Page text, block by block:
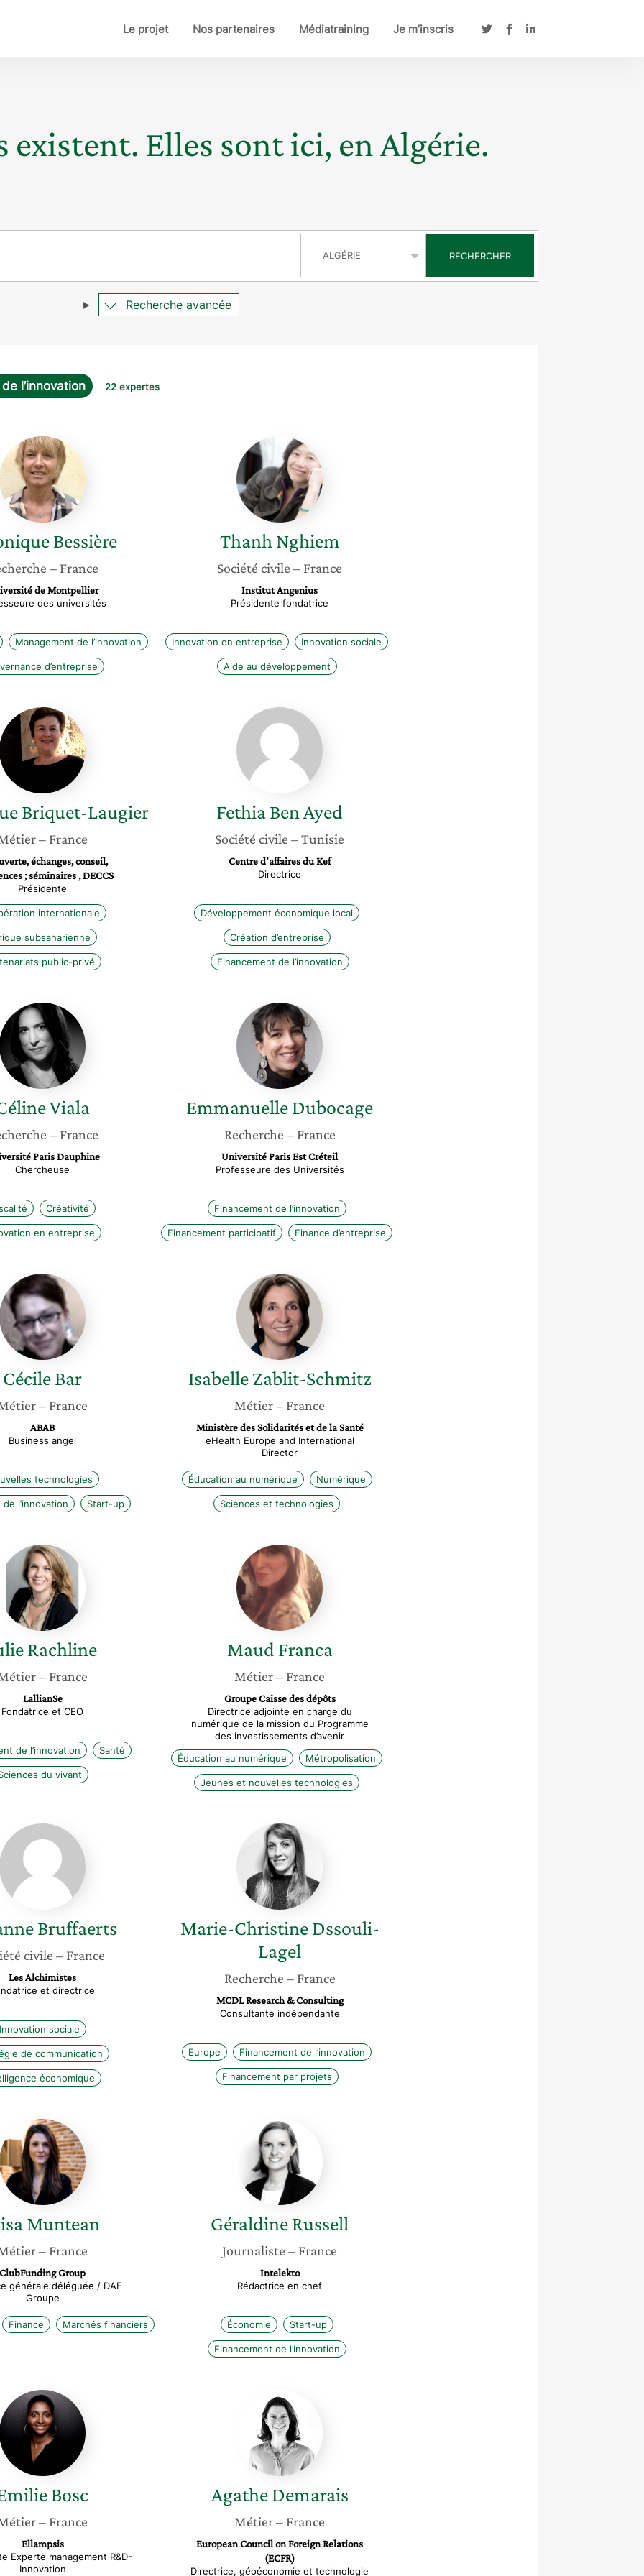
Le projet Nos partenaires Médiatraining Je m’inscris
existent. Elles sont ici, en Algérie.
RECHERCHER
Recherche avancée
l’innovation 22 expertes
Véronique
Bessière
Bessière
– France
de Montpellier
des universités
Management de l’innovation
d’entreprise
Thanh
Nghiem
Thanh Nghiem
Société civile – France
Institut Angenius
Présidente fondatrice
Innovation en entreprise Innovation sociale
Aide au développement
Véronique
Briquet-
Laugier
Briquet-Laugier
– France
échanges, conseil,
; séminaires , DECCS
Présidente
internationale
subsaharienne
public-privé
Fethia
Ben
Ayed
FethiaBen Ayed
Société civile – Tunisie
Centre d’affaires du Kef
Directrice
Développement économique local
Création d’entreprise
Financement de l’innovation
Céline
Viala
Viala
– France
Paris Dauphine
Chercheuse
Créativité
en entreprise
Emmanuelle
Dubocage
EmmanuelleDubocage
Recherche – France
Université Paris Est Créteil
Professeure des Universités
Financement de l’innovation
Financement participatif Finance d’entreprise
Cécile
Bar
CécileBar
– France
ABAB
Business angel
technologies
l’innovation Start-up
Isabelle
Zablit-
Schmitz
Isabelle Zablit-Schmitz
Métier– France
Ministère des Solidarités et de la Santé
eHealth Europe and International
Director
Éducation au numérique Numérique
Sciences et technologies
Julie
Rachline
Rachline
– France
LallianSe
Fondatrice et CEO
de l’innovation Santé
du vivant
Maud
Franca
Maud Franca
Métier– France
Groupe Caisse des dépôts
Directrice adjointe en charge du
numérique de la mission du Programme
des investissements d’avenir
Éducation au numérique
Métropolisation
Jeunes et nouvelles technologies
Johanne
Bruffaerts
Bruffaerts
civile – France
Les Alchimistes
et directrice
Innovation sociale
de communication
économique
Marie-
Christine
Dssouli-
Lagel
Marie-Christine Dssouli-
Lagel
Recherche – France
MCDL Research & Consulting
Consultante indépendante
Europe Financement de l’innovation
Financement par projets
Elisa
Muntean
Muntean
– France
ClubFunding Group
générale déléguée / DAF
Groupe
Finance Marchés financiers
Géraldine
Russell
GéraldineRussell
Journaliste – France
Intelekto
Rédactrice en chef
Économie Start-up
Financement de l’innovation
Emilie
Bosc
Bosc
– France
Ellampsis
Experte management R&D-
Innovation
Agathe
Demarais
Agathe Demarais
Métier– France
European Council on Foreign Relations
(ECFR)
Directrice, géoéconomie et technologie